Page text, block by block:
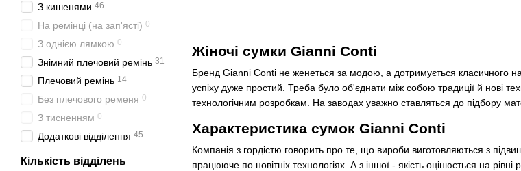
Жіночі сумки Gianni Conti
Бренд Gianni Conti не женеться за модою, а дотримується класичного
успіху дуже простий. Треба було об'єднати між собою традиції й нові
технологічним розробкам. На заводах уважно ставляться до підбору
Характеристика сумок Gianni Conti
Компанія з гордістю говорить про те, що вироби виготовляються з
працююче по новітніх технологіях. А з іншої - якість оцінюється на рівні
З кишенями 46
На ремінці (на зап'ясті) 0
З однією лямкою 0
Знімний плечовий ремінь 31
Плечовий ремінь 14
Без плечового ременя 0
З тисненням 0
Додаткові відділення 45
Кількість відділень